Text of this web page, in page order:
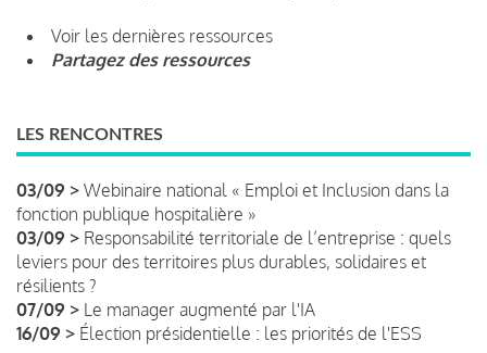
Voir les dernières ressources
Partagez des ressources
LES RENCONTRES
03/09 > Webinaire national « Emploi et Inclusion dans la
fonction publique hospitalière »
03/09 > Responsabilité territoriale de l’entreprise : quels
leviers pour des territoires plus durables, solidaires et
résilients ?
07/09 > Le manager augmenté par l'IA
16/09 > Élection présidentielle : les priorités de l'ESS